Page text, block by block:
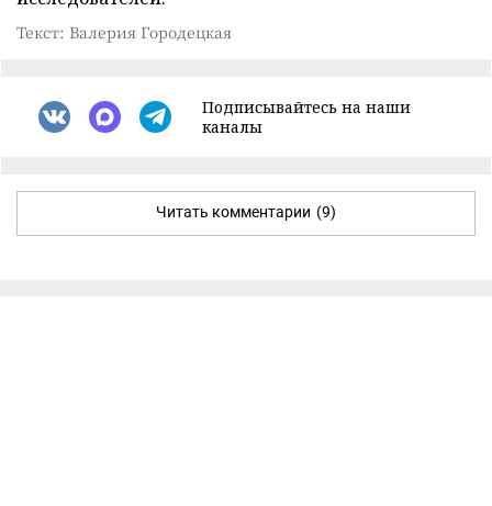
Текст: Валерия Городецкая
Подписывайтесь на наши
каналы
Читать комментарии (9)